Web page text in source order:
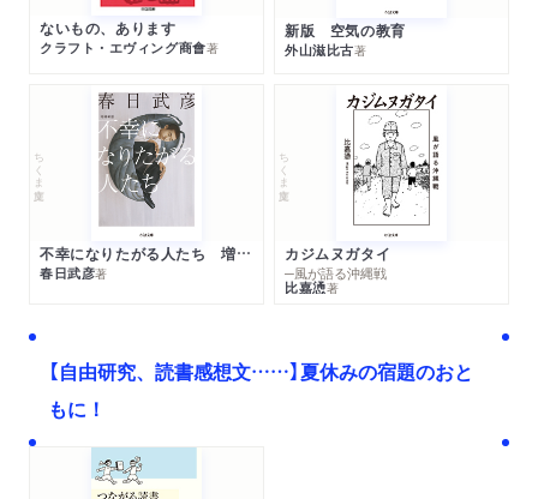
ないもの、あります
クラフト・エヴィング商會著
新版 空気の教育
外山滋比古著
ちくま文庫
不幸になりたがる人たち 増補新版
春日武彦著
ちくま文庫
カジムヌガタイ
─風が語る沖縄戦
比嘉慂著
【自由研究、読書感想文……】夏休みの宿題のおと
もに！